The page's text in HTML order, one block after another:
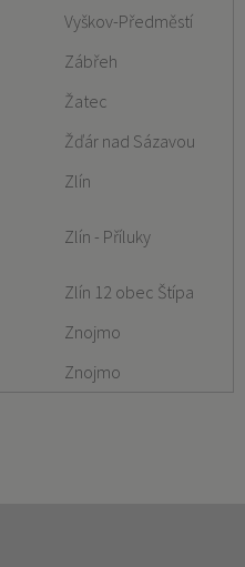
Vyškov-Předměstí
Zábřeh
Žatec
Žďár nad Sázavou
Zlín
Zlín - Příluky
Zlín 12 obec Štípa
Znojmo
Znojmo